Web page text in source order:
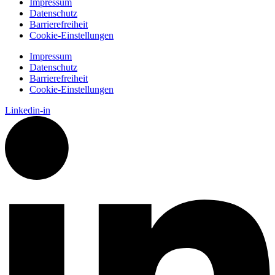
Datenschutz
Barrierefreiheit
Cookie-Einstellungen
Impressum
Datenschutz
Barrierefreiheit
Cookie-Einstellungen
Linkedin-in